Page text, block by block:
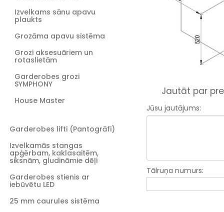
Izvelkams sānu apavu
plaukts
Grozāma apavu sistēma
Grozi aksesuāriem un
rotaslietām
Garderobes grozi
SYMPHONY
House Master
Garderobes lifti (Pantogrāfi)
Izvelkamās stangas
apģērbam, kaklasaitēm,
siksnām, gludināmie dēļi
Garderobes stienis ar
iebūvētu LED
25 mm caurules sistēma
Jautāt par
Jūsu jautājums:
Tālruņa numurs: